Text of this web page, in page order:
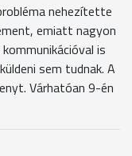
nehezítette
emiatt nagyon
is
sem tudnak. A
Várhatóan 9-én